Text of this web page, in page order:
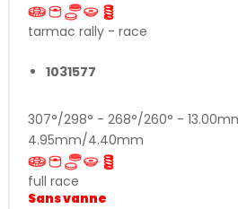
tarmac rally - race
1031577
307°/298° - 268°/260° -
4.95mm/4.40mm
full race
Sans vanne